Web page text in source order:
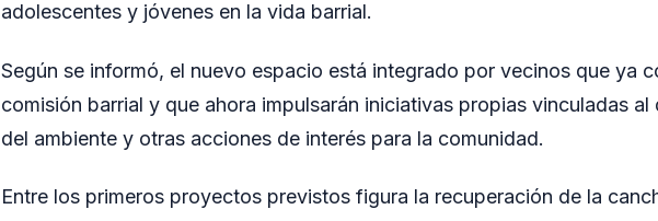
adolescentes y jóvenes en la vida barrial.
Según se informó, el nuevo espacio está integrado por vecinos que ya
comisión barrial y que ahora impulsarán iniciativas propias vinculadas
del ambiente y otras acciones de interés para la comunidad.
Entre los primeros proyectos previstos figura la recuperación de la